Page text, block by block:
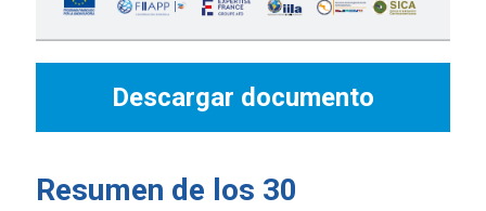
Descargar documento
Resumen de los 30